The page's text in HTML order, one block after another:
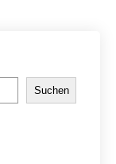
Suchen